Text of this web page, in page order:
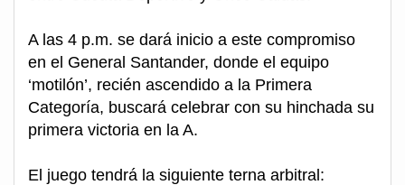
A las 4 p.m. se dará inicio a este compromiso
en el General Santander, donde el equipo
‘motilón’, recién ascendido a la Primera
Categoría, buscará celebrar con su hinchada su
primera victoria en la A.
El juego tendrá la siguiente terna arbitral: